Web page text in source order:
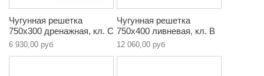
Чугунная решетка
750х300 дренажная, кл. C
6 930,00 руб
Чугунная решетка
750х400 ливневая, кл. В
12 060,00 руб